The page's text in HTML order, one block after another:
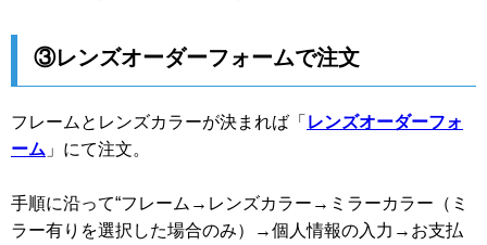
③レンズオーダーフォームで注文
フレームとレンズカラーが決まれば「 レンズオーダーフォ
ーム 」にて注文。
手順に沿って“フレーム→レンズカラー→ミラーカラー（ミ
ラー有りを選択した場合のみ）→個人情報の入力→お支払